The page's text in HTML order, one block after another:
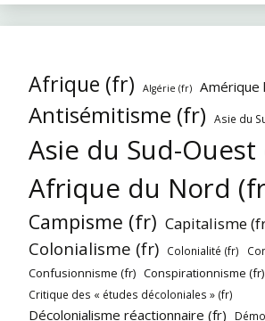
Afrique (fr) Algérie (fr) Amérique
Antisémitisme (fr) Asie du
Asie du Sud-Ouest
Afrique du Nord
Campisme (fr) Capitalisme
Colonialisme (fr) Colonialité (fr)
Confusionnisme (fr) Conspirationnisme (fr)
Critique des « études décoloniales » (fr)
Décolonialisme réactionnaire (fr)